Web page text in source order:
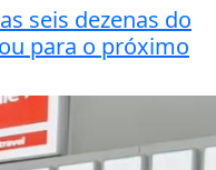
seis dezenas do
para o próximo